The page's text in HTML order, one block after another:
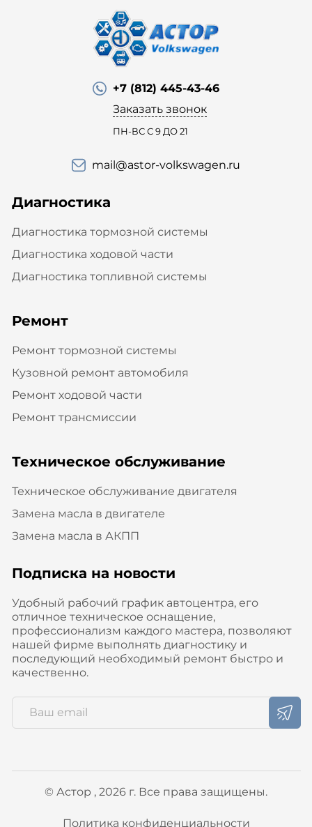
+7 (812) 445-43-46
Заказать звонок
ПН-ВС С 9 ДО 21
mail@astor-volkswagen.ru
Диагностика
Диагностика тормозной системы
Диагностика ходовой части
Диагностика топливной системы
Ремонт
Ремонт тормозной системы
Кузовной ремонт автомобиля
Ремонт ходовой части
Ремонт трансмиссии
Техническое обслуживание
Техническое обслуживание двигателя
Замена масла в двигателе
Замена масла в АКПП
Подписка на новости
Удобный рабочий график автоцентра, его
отличное техническое оснащение,
профессионализм каждого мастера, позволяют
нашей фирме выполнять диагностику и
последующий необходимый ремонт быстро и
качественно.
© Астор , 2026 г. Все права защищены.
Политика конфиденциальности